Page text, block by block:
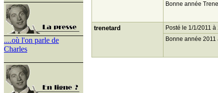
....où l'on parle de
Charles
Bonne année
trenetard
Posté le 1/1/2011 à
Bonne année 2011